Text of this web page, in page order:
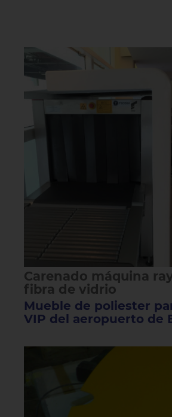
Carenado máquina
fibra de vidrio
Mueble de poliester
VIP del aeropuerto de